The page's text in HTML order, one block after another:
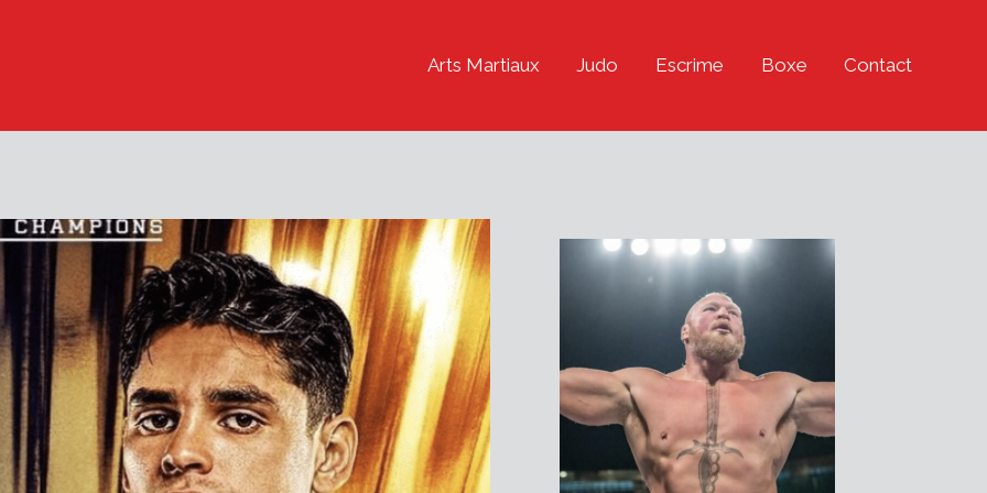
Arts Martiaux Judo Escrime Boxe Contact